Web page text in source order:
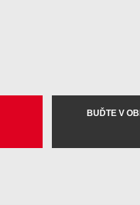
BUĎTE V